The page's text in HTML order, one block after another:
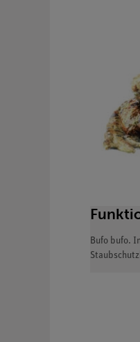
Bufo bufo.